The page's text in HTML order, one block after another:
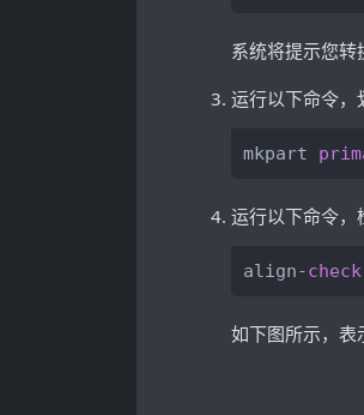
系统将提示您
运行以下命令，
mkpart
运行以下命令，
align-check
如下图所示，表